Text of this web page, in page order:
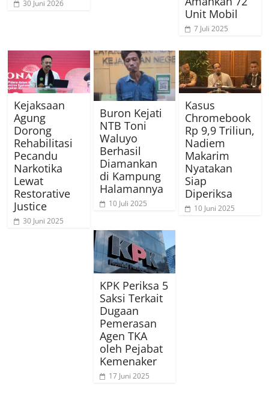
30 Juni 2026
Unit Mobil
7 Juli 2025
Kejaksaan
Agung
Dorong
Rehabilitasi
Pecandu
Narkotika
Lewat
Restorative
Justice
30 Juni 2025
Buron Kejati
NTB Toni
Waluyo
Berhasil
Diamankan
di Kampung
Halamannya
10 Juli 2025
Kasus
Chromebook
Rp 9,9 Triliun,
Nadiem
Makarim
Nyatakan
Siap
Diperiksa
10 Juni 2025
KPK Periksa 5
Saksi Terkait
Dugaan
Pemerasan
Agen TKA
oleh Pejabat
Kemenaker
17 Juni 2025